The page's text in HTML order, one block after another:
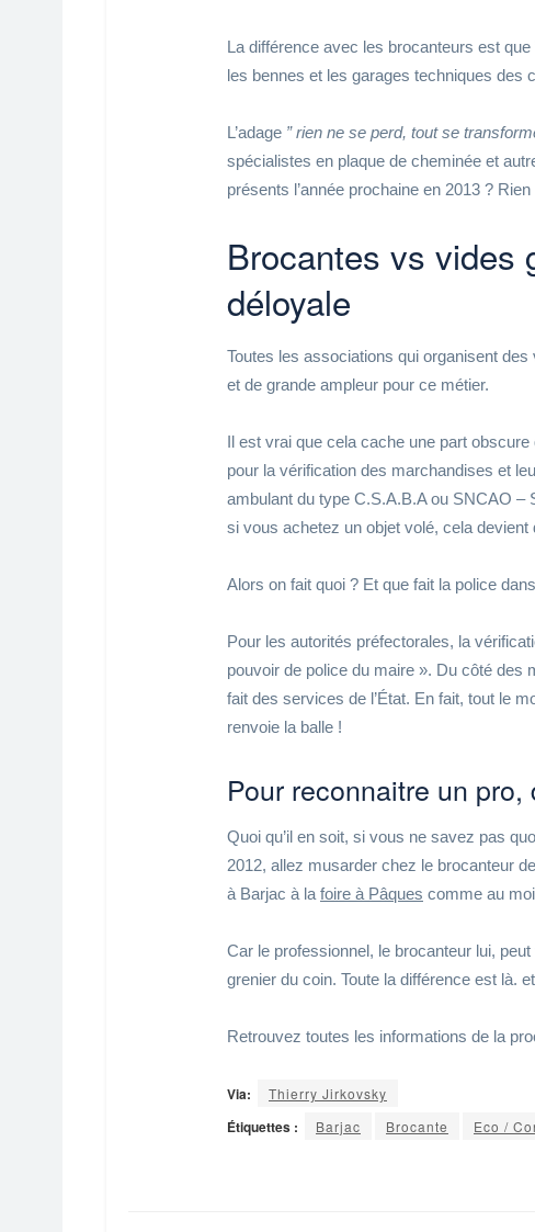
La différence avec les brocanteurs est que
les bennes et les garages techniques des
L’adage ” rien ne se perd, tout se
spécialistes en plaque de cheminée et
présents l’année prochaine en 2013 ? Rien
Brocantes vs vides
déloyale
Toutes les associations qui organisent
et de grande ampleur pour ce métier.
Il est vrai que cela cache une part
pour la vérification des marchandises et
ambulant du type C.S.A.B.A ou SNCAO –
si vous achetez un objet volé, cela devient
Alors on fait quoi ? Et que fait la police
Pour les autorités préfectorales, la
pouvoir de police du maire ». Du côté
fait des services de l’État. En fait, tout le
renvoie la balle !
Pour reconnaitre un
Quoi qu’il en soit, si vous ne savez pas
2012, allez musarder chez le brocanteur
à Barjac à la foire à Pâques comme au
Car le professionnel, le brocanteur lui,
grenier du coin. Toute la différence est là.
Retrouvez toutes les informations de la
Via: Thierry Jirkovsky
Étiquettes : Barjac Brocante Eco /